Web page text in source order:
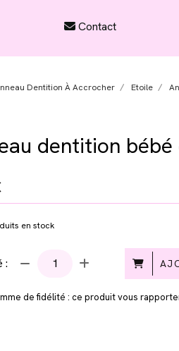
Contact
Dentition À Accrocher Etoile
dentition
en stock
:
de fidélité : ce produit vous